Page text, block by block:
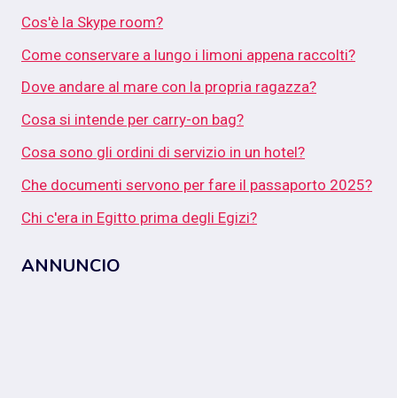
Cos'è la Skype room?
Come conservare a lungo i limoni appena raccolti?
Dove andare al mare con la propria ragazza?
Cosa si intende per carry-on bag?
Cosa sono gli ordini di servizio in un hotel?
Che documenti servono per fare il passaporto 2025?
Chi c'era in Egitto prima degli Egizi?
ANNUNCIO